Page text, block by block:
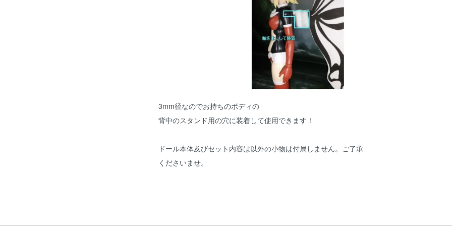
3mm径なのでお持ちのボディの
背中のスタンド用の穴に装着して使用できます！
ドール本体及びセット内容は以外の小物は付属しません。ご了承
くださいませ。